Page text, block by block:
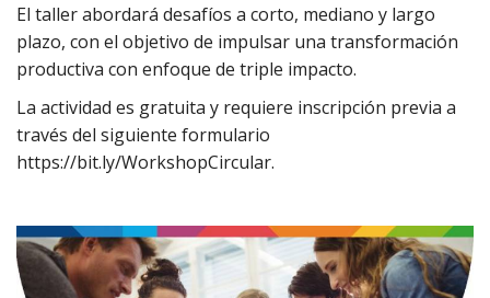
El taller abordará desafíos a corto, mediano y largo
plazo, con el objetivo de impulsar una transformación
productiva con enfoque de triple impacto.
La actividad es gratuita y requiere inscripción previa a
través del siguiente formulario
https://bit.ly/WorkshopCircular.